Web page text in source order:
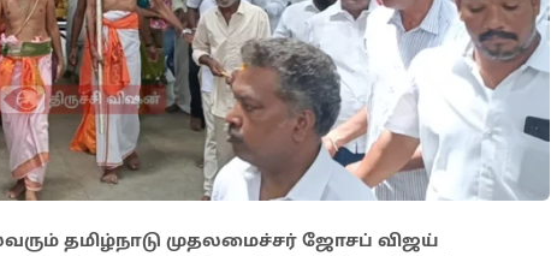
தமிழ்நாடு முதலமைச்சர் ஜோசப் விஜய்